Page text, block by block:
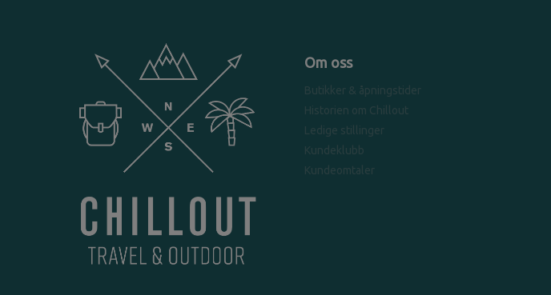
Om oss
Butikker & åpningstider
Historien om Chillout
Ledige stillinger
Kundeklubb
Kundeomtaler